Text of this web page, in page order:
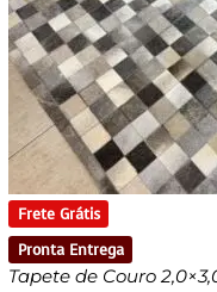
Frete Grátis
Pronta Entrega
Tapete de Couro